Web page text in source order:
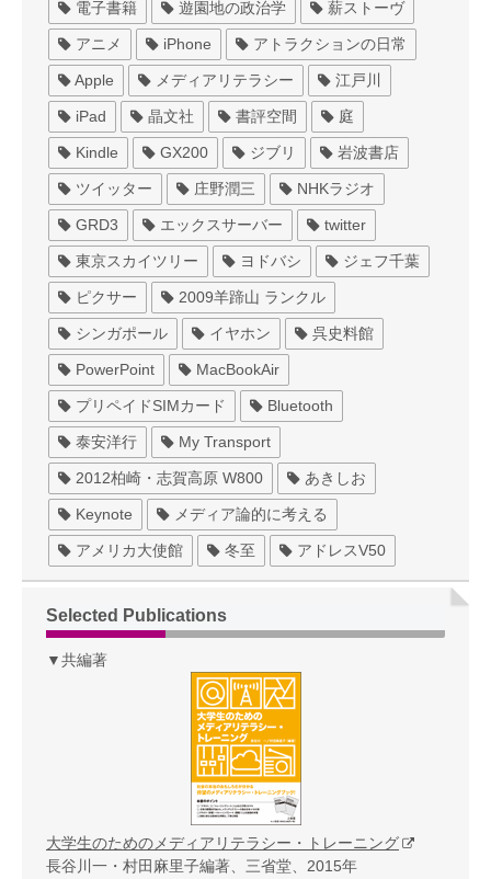
電子書籍 遊園地の政治学 薪ストーヴ
アニメ iPhone アトラクションの日常
Apple メディアリテラシー 江戸川
iPad 晶文社 書評空間 庭
Kindle GX200 ジブリ 岩波書店
ツイッター 庄野潤三 NHKラジオ
GRD3 エックスサーバー twitter
東京スカイツリー ヨドバシ ジェフ千葉
ピクサー 2009羊蹄山 ランクル
シンガポール イヤホン 呉史料館
PowerPoint MacBookAir
プリペイドSIMカード Bluetooth
泰安洋行 My Transport
2012柏崎・志賀高原 W800 あきしお
Keynote メディア論的に考える
アメリカ大使館 冬至 アドレスV50
Selected Publications
▼共編著
大学生のためのメディアリテラシー・トレーニング
長谷川一・村田麻里子編著、三省堂、2015年